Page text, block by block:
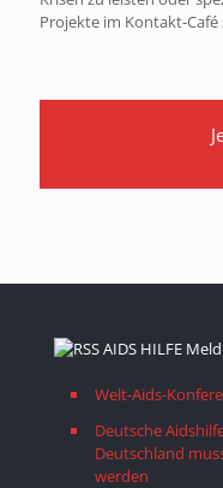
Projekte im Kontakt-
AIDS HILFE
Welt-Aids-
Deutsche
Deutschland
werden